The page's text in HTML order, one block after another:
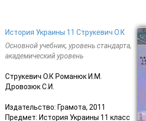
История Украины 11 Струкевич О.К
Основной учебник, уровень стандарта,
академический уровень
Струкевич О.К Романюк И.М.
Дровозюк С.И.
Издательство: Грамота, 2011
Предмет: История Украины 11 класс